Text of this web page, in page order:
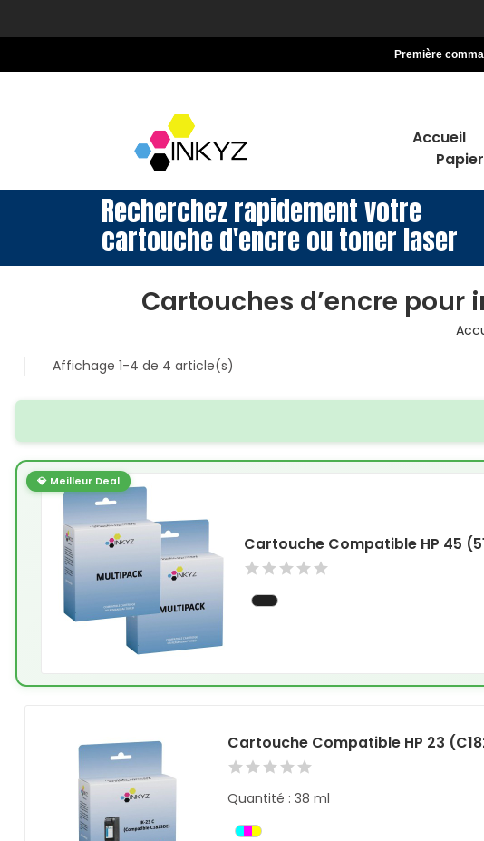
Première
Accueil
Papier
Recherchez rapidement votre
cartouche d'encre ou toner laser
Cartouches d’encre pour
Affichage 1-4 de 4 article(s)
💎 Meilleur Deal
Cartouche Compatible HP 45
Cartouche Compatible HP 23
Quantité : 38 ml